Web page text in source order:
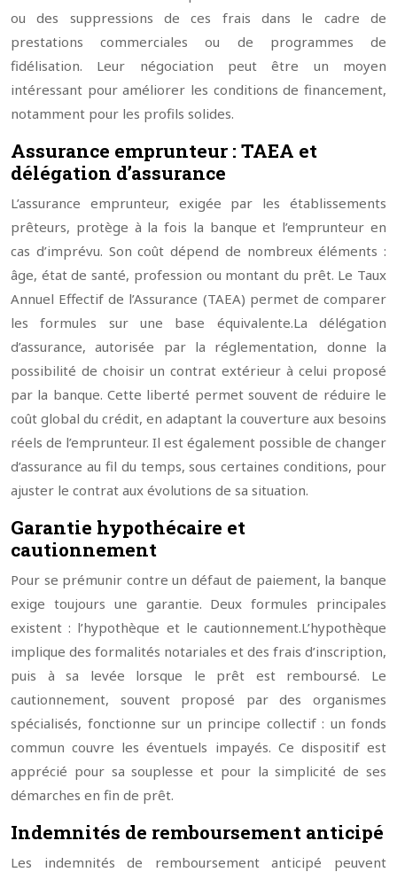
ou des suppressions de ces frais dans le cadre de
prestations commerciales ou de programmes de
fidélisation. Leur négociation peut être un moyen
intéressant pour améliorer les conditions de financement,
notamment pour les profils solides.
Assurance emprunteur : TAEA et
délégation d’assurance
L’assurance emprunteur, exigée par les établissements
prêteurs, protège à la fois la banque et l’emprunteur en
cas d’imprévu. Son coût dépend de nombreux éléments :
âge, état de santé, profession ou montant du prêt. Le Taux
Annuel Effectif de l’Assurance (TAEA) permet de comparer
les formules sur une base équivalente.La délégation
d’assurance, autorisée par la réglementation, donne la
possibilité de choisir un contrat extérieur à celui proposé
par la banque. Cette liberté permet souvent de réduire le
coût global du crédit, en adaptant la couverture aux besoins
réels de l’emprunteur. Il est également possible de changer
d’assurance au fil du temps, sous certaines conditions, pour
ajuster le contrat aux évolutions de sa situation.
Garantie hypothécaire et
cautionnement
Pour se prémunir contre un défaut de paiement, la banque
exige toujours une garantie. Deux formules principales
existent : l’hypothèque et le cautionnement.L’hypothèque
implique des formalités notariales et des frais d’inscription,
puis à sa levée lorsque le prêt est remboursé. Le
cautionnement, souvent proposé par des organismes
spécialisés, fonctionne sur un principe collectif : un fonds
commun couvre les éventuels impayés. Ce dispositif est
apprécié pour sa souplesse et pour la simplicité de ses
démarches en fin de prêt.
Indemnités de remboursement anticipé
Les indemnités de remboursement anticipé peuvent